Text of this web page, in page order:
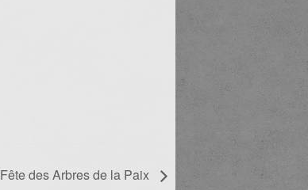
Fête des Arbres de la Paix